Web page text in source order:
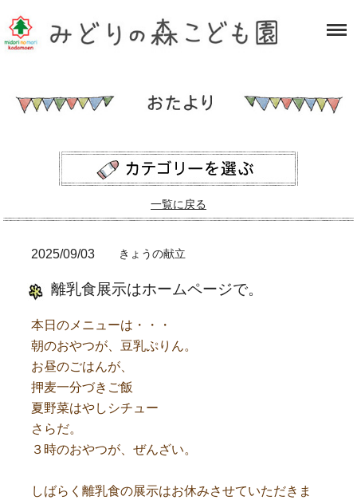
一覧に戻る
2025/09/03 きょうの献立
離乳食展示はホームページで。
本日のメニューは・・・
朝のおやつが、豆乳ぷりん。
お昼のごはんが、
押麦一分づきご飯
夏野菜はやしシチュー
さらだ。
３時のおやつが、ぜんざい。
しばらく離乳食の展示はお休みさせていただきま